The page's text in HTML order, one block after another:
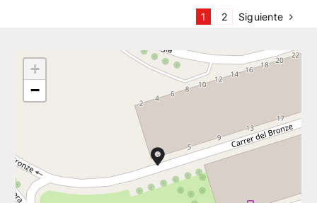
1 2 Siguiente
+
−